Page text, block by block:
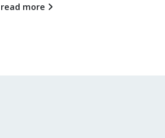
read more